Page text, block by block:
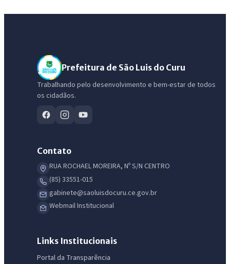
Prefeitura de São Luis do Curu
Trabalhando pelo desenvolvimento e bem-estar de todos
os cidadãos.
Contato
RUA ROCHAEL MOREIRA, Nº S/N CENTRO
(85) 33551-015
gabinete@saoluisdocuru.ce.gov.br
Webmail Institucional
Links Institucionais
Portal da Transparência